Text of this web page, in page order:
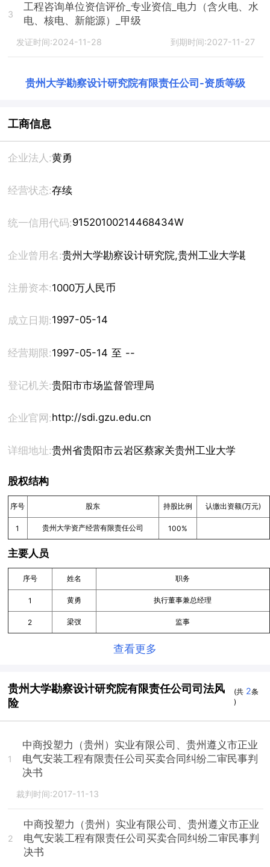
3
工程咨询单位资信评价_专业资信_电力（含火电、水
电、核电、新能源）_甲级
发证时间:2024-11-28 到期时间:2027-11-27
贵州大学勘察设计研究院有限责任公司 -资质等级
工商信息
企业法人:黄勇
经营状态:存续
统一信用代码:91520100214468434W
企业曾用名:贵州大学勘察设计研究院,贵州工业大学勘察
注册资本:1000万人民币
成立日期:1997-05-14
经营期限: 1997-05-14 至 --
登记机关:贵阳市市场监督管理局
企业官网:http://sdi.gzu.edu.cn
详细地址:贵州省贵阳市云岩区蔡家关贵州工业大学内
股权结构
序号 股东 持股比例 认缴出资额(万元)
1 贵州大学资产经营有限责任公司 100%
主要人员
序号 姓名 职务
1 黄勇 执行董事兼总经理
2 梁弢 监事
查看更多
贵州大学勘察设计研究院有限责任公司司法风
险
(共 2条
)
1
中商投塑力（贵州）实业有限公司、贵州遵义市正业
电气安装工程有限责任公司买卖合同纠纷二审民事判
决书
裁判时间:2017-11-13
2
中商投塑力（贵州）实业有限公司、贵州遵义市正业
电气安装工程有限责任公司买卖合同纠纷二审民事判
决书